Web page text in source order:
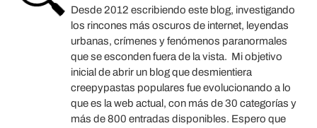
Desde 2012 escribiendo este blog, investigando
los rincones más oscuros de internet, leyendas
urbanas, crímenes y fenómenos paranormales
que se esconden fuera de la vista. Mi objetivo
inicial de abrir un blog que desmientiera
creepypastas populares fue evolucionando a lo
que es la web actual, con más de 30 categorías y
más de 800 entradas disponibles. Espero que